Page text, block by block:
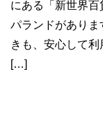
にある「新世界
パランドがあり
きも、安心して
[…]